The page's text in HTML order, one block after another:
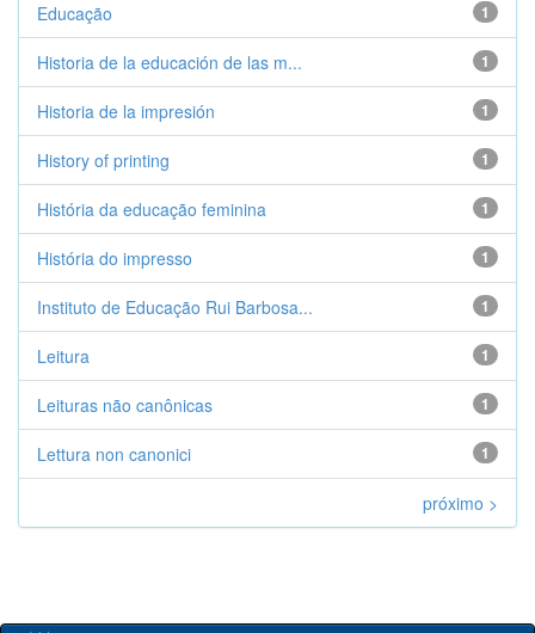
1
Educação
1
Historia de la educación de las m...
1
Historia de la impresión
1
History of printing
1
História da educação feminina
1
História do impresso
1
Instituto de Educação Rui Barbosa...
1
Leitura
1
Leituras não canônicas
1
Lettura non canonici
próximo >